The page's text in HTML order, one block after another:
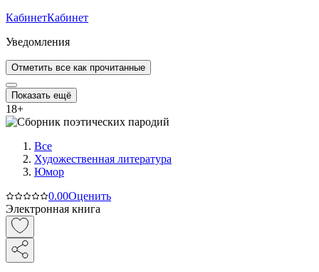
КабинетКабинет
Уведомления
Отметить все как прочитанные
Показать ещё
18+
Все
Художественная литература
Юмор
0.00Оценить
Электронная книга